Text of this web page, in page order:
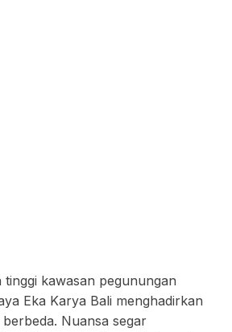
tinggi kawasan pegunungan
Eka Karya Bali menghadirkan
Nuansa segar